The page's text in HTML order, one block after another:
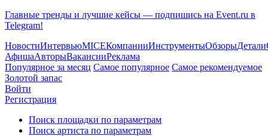
Главные тренды и лучшие кейсы — подпишись на Event.ru в
Telegram!
НовостиИнтервьюMICEКомпанииИнструментыОбзорыДетали
АфишаАвторыВакансииРеклама
Популярное за месяц Самое популярное Самое рекомендуемое
Золотой запас
Войти
Регистрация
Поиск площадки по параметрам
Поиск артиста по параметрам